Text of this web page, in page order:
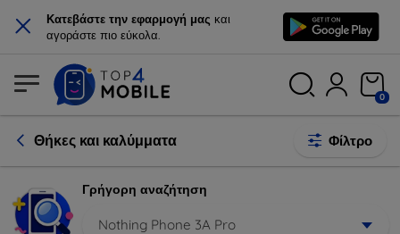
× Κατεβάστε την εφαρμογή μας και
αγοράστε πιο εύκολα.
0
Θήκες και καλύμματα Φίλτρο
Γρήγορη αναζήτηση
Nothing Phone 3A Pro